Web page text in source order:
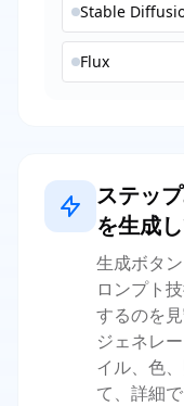
Stable
Flux
ステッ
を生成
生成ボタ
ロンプト
するのを
ジェネレ
イル、色
て、詳細